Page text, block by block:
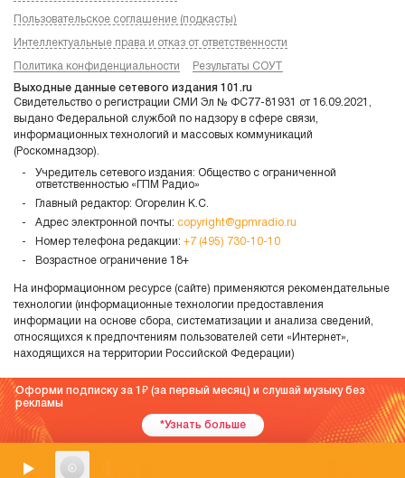
Пользовательское соглашение (подкасты)
Интеллектуальные права и отказ от ответственности
Политика конфиденциальности Результаты СОУТ
Выходные данные сетевого издания 101.ru
Свидетельство о регистрации СМИ Эл № ФС77-81931 от 16.09.2021,
выдано Федеральной службой по надзору в сфере связи,
информационных технологий и массовых коммуникаций
(Роскомнадзор).
Учредитель сетевого издания: Общество с ограниченной
ответственностью «ГПМ Радио»
Главный редактор: Огорелин К.С.
Адрес электронной почты: copyright@gpmradio.ru
Номер телефона редакции: +7 (495) 730-10-10
Возрастное ограничение 18+
На информационном ресурсе (сайте) применяются рекомендательные
технологии (информационные технологии предоставления
информации на основе сбора, систематизации и анализа сведений,
относящихся к предпочтениям пользователей сети «Интернет»,
находящихся на территории Российской Федерации)
Оформи подписку за 1
(за первый месяц) и слушай музыку без
рекламы
*Узнать больше